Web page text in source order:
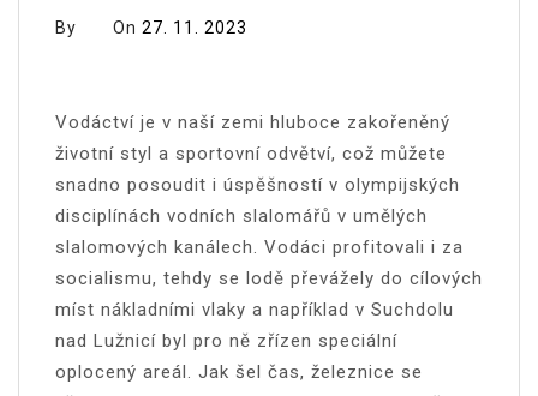
By On 27. 11. 2023
Vodáctví je v naší zemi hluboce zakořeněný
životní styl a sportovní odvětví, což můžete
snadno posoudit i úspěšností v olympijských
disciplínách vodních slalomářů v umělých
slalomových kanálech. Vodáci profitovali i za
socialismu, tehdy se lodě převážely do cílových
míst nákladními vlaky a například v Suchdolu
nad Lužnicí byl pro ně zřízen speciální
oplocený areál. Jak šel čas, železnice se